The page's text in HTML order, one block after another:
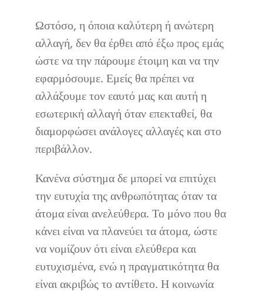
Ωστόσο, η όποια καλύτερη ή ανώτερη
αλλαγή, δεν θα έρθει από έξω προς εμάς
ώστε να την πάρουμε έτοιμη και να την
εφαρμόσουμε. Εμείς θα πρέπει να
αλλάξουμε τον εαυτό μας και αυτή η
εσωτερική αλλαγή όταν επεκταθεί, θα
διαμορφώσει ανάλογες αλλαγές και στο
περιβάλλον.
Κανένα σύστημα δε μπορεί να επιτύχει
την ευτυχία της ανθρωπότητας όταν τα
άτομα είναι ανελεύθερα. Το μόνο που θα
κάνει είναι να πλανεύει τα άτομα, ώστε
να νομίζουν ότι είναι ελεύθερα και
ευτυχισμένα, ενώ η πραγματικότητα θα
είναι ακριβώς το αντίθετο. Η κοινωνία